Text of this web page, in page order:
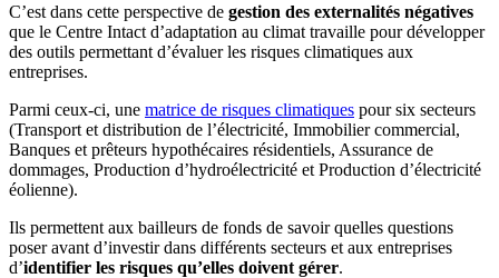
C’est dans cette perspective de gestion des externalités négatives
que le Centre Intact d’adaptation au climat travaille pour développer
des outils permettant d’évaluer les risques climatiques aux
entreprises.
Parmi ceux-ci, une matrice de risques climatiques pour six secteurs
(Transport et distribution de l’électricité, Immobilier commercial,
Banques et prêteurs hypothécaires résidentiels, Assurance de
dommages, Production d’hydroélectricité et Production d’électricité
éolienne).
Ils permettent aux bailleurs de fonds de savoir quelles questions
poser avant d’investir dans différents secteurs et aux entreprises
d’identifier les risques qu’elles doivent gérer.